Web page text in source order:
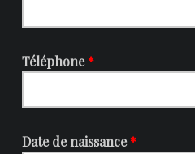
Téléphone*
Date de naissance*